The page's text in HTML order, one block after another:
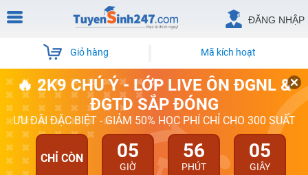
ĐĂNG NHẬP
Giỏ hàng Mã kích hoạt
🔥 2K9 CHÚ Ý - LỚP LIVE ÔN ĐGNL &
ĐGTD SẮP ĐÓNG
ƯU ĐÃI ĐẶC BIỆT - GIẢM 50% HỌC PHÍ CHỈ CHO 300 SUẤT
CHỈ CÒN 05
GIỜ
56
PHÚT
05
GIÂY